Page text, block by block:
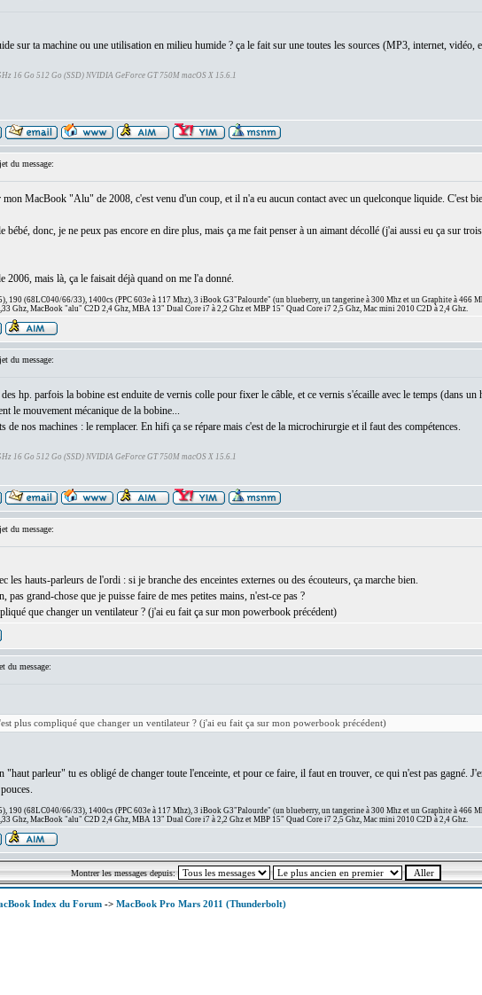
sur ta machine ou une utilisation en milieu humide ? ça le fait sur une toutes les sources (MP3, internet, vidéo,
16 Go 512 Go (SSD) NVIDIA GeForce GT 750M macOS X 15.6.1
du message:
MacBook "Alu" de 2008, c'est venu d'un coup, et il n'a eu aucun contact avec un quelconque liquide. C'est
bébé, donc, je ne peux pas encore en dire plus, mais ça me fait penser à un aimant décollé (j'ai aussi eu ça sur
mais là, ça le faisait déjà quand on me l'a donné.
190 (68LC040/66/33), 1400cs (PPC 603e à 117 Mhz), 3 iBook G3"Palourde" (un blueberry, un tangerine à 300 Mhz et un Graphite à
Ghz, MacBook "alu" C2D 2,4 Ghz, MBA 13" Dual Core i7 à 2,2 Ghz et MBP 15" Quad Core i7 2,5 Ghz, Mac mini 2010 C2D à 2,4 Ghz.
du message:
hp. parfois la bobine est enduite de vernis colle pour fixer le câble, et ce vernis s'écaille avec le temps (dans
le mouvement mécanique de la bobine...
nos machines : le remplacer. En hifi ça se répare mais c'est de la microchirurgie et il faut des compétences.
16 Go 512 Go (SSD) NVIDIA GeForce GT 750M macOS X 15.6.1
du message:
les hauts-parleurs de l'ordi : si je branche des enceintes externes ou des écouteurs, ça marche bien.
grand-chose que je puisse faire de mes petites mains, n'est-ce pas ?
que changer un ventilateur ? (j'ai eu fait ça sur mon powerbook précédent)
du message:
plus compliqué que changer un ventilateur ? (j'ai eu fait ça sur mon powerbook précédent)
"haut parleur" tu es obligé de changer toute l'enceinte, et pour ce faire, il faut en trouver, ce qui n'est pas gagné.
190 (68LC040/66/33), 1400cs (PPC 603e à 117 Mhz), 3 iBook G3"Palourde" (un blueberry, un tangerine à 300 Mhz et un Graphite à
Ghz, MacBook "alu" C2D 2,4 Ghz, MBA 13" Dual Core i7 à 2,2 Ghz et MBP 15" Quad Core i7 2,5 Ghz, Mac mini 2010 C2D à 2,4 Ghz.
Montrer les messages depuis:
Index du Forum-> MacBook Pro Mars 2011 (Thunderbolt)